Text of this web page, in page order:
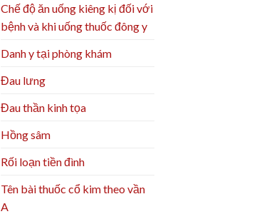
Chế độ ăn uống kiêng kị đối với
bệnh và khi uống thuốc đông y
Danh y tại phòng khám
Đau lưng
Đau thần kinh tọa
Hồng sâm
Rối loạn tiền đình
Tên bài thuốc cổ kim theo vần
A